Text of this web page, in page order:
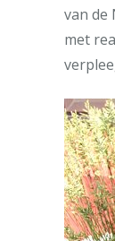
van de
met